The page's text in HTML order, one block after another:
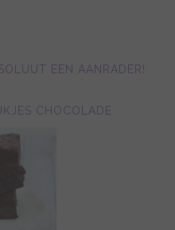
EEN AANRADER!
CHOCOLADE